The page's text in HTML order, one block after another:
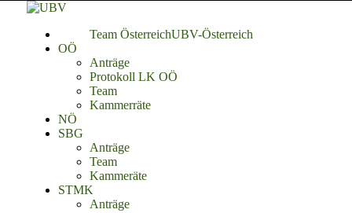
UBV-Österreich
Team Österreich
OÖ
Anträge
Protokoll LK OÖ
Team
Kammerräte
NÖ
SBG
Anträge
Team
Kammeräte
STMK
Anträge